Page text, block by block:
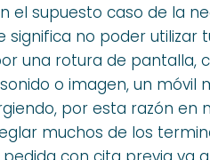
el supuesto caso de la
significa no poder
una rotura de
o imagen, un móvil
por esta razón en
muchos de los